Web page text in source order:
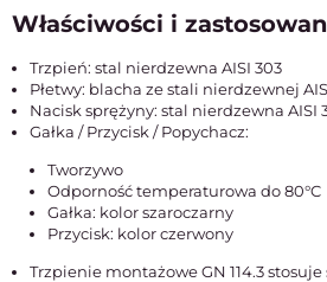
Właściwości i
Trzpień: stal nierdzewna AISI 303
Płetwy: blacha ze stali nierdzewnej
Nacisk sprężyny: stal nierdzewna AISI
Gałka / Przycisk / Popychacz:
Tworzywo
Odporność temperaturowa do 80°C
Gałka: kolor szaroczarny
Przycisk: kolor czerwony
Trzpienie montażowe GN 114.3